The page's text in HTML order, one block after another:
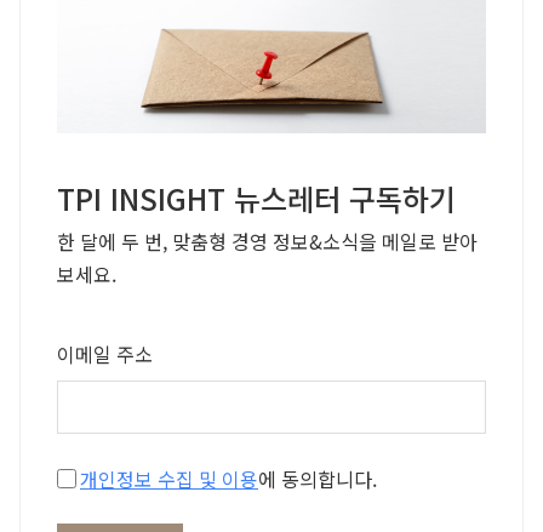
TPI INSIGHT 뉴스레터 구독하기
한 달에 두 번, 맞춤형 경영 정보&소식을 메일로 받아
보세요.
이메일 주소
개인정보 수집 및 이용에 동의합니다.